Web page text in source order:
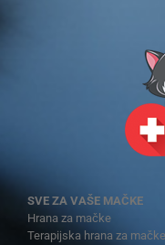
SVE ZA VAŠE MAČKE
Hrana za mačke
Terapijska hrana za mačke